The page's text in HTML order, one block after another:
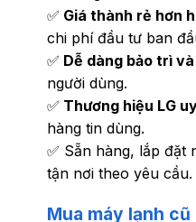
✅ Giá thành rẻ hơn
chi phí đầu tư ban
✅ Dễ dàng bảo trì
người dùng.
✅ Thương hiệu LG
hàng tin dùng.
✅ Sẵn hàng, lắp đặt
tận nơi theo yêu cầu.
Mua máy lạnh